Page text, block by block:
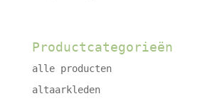
€ 4,50.€ 2,95.
Productcategorieën
alle producten
altaarkleden